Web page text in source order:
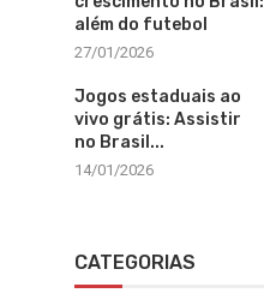
além do futebol
27/01/2026
Jogos estaduais ao
vivo grátis: Assistir
no Brasil...
14/01/2026
CATEGORIAS